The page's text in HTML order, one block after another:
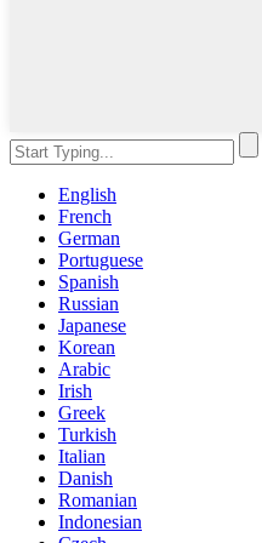
English
French
German
Portuguese
Spanish
Russian
Japanese
Korean
Arabic
Irish
Greek
Turkish
Italian
Danish
Romanian
Indonesian